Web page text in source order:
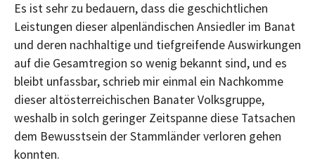
Es ist sehr zu bedauern, dass die geschichtlichen
Leistungen dieser alpenländischen Ansiedler im Banat
und deren nachhaltige und tiefgreifende Auswirkungen
auf die Gesamtregion so wenig bekannt sind, und es
bleibt unfassbar, schrieb mir einmal ein Nachkomme
dieser altösterreichischen Banater Volksgruppe,
weshalb in solch geringer Zeitspanne diese Tatsachen
dem Bewusstsein der Stammländer verloren gehen
konnten.